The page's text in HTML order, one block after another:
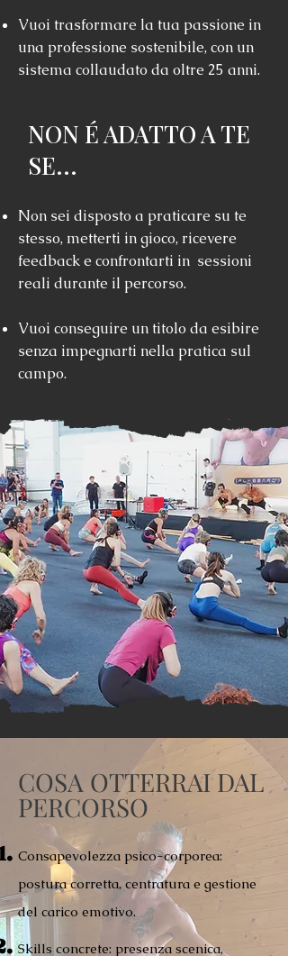
Vuoi trasformare la tua passione in
una professione sostenibile, con un
sistema collaudato da oltre 25 anni.
NON É ADATTO A TE
SE...
Non sei disposto a praticare su te
stesso, metterti in gioco, ricevere
feedback e confrontarti in sessioni
reali durante il percorso.
Vuoi conseguire un titolo da esibire
senza impegnarti nella pratica sul
campo.
COSA OTTERRAI DAL
PERCORSO
Consapevolezza psico-corporea:
postura corretta, centratura e gestione
del carico emotivo.
Skills concrete: presenza scenica,